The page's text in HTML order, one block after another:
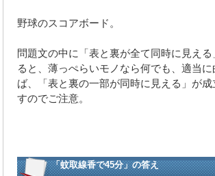
野球のスコアボード。
問題文の中に「表と裏が全て同時に見え
ると、薄っぺらいモノなら何でも、適当
ば、「表と裏の一部が同時に見える」が成
すのでご注意。
「蚊取線香で45分」の答え